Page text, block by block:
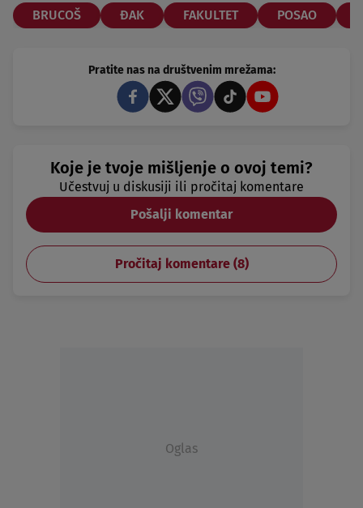
BRUCOŠ ĐAK FAKULTET POSAO
Pratite nas na društvenim mrežama:
Koje je tvoje mišljenje o ovoj temi?
Učestvuj u diskusiji ili pročitaj komentare
Pošalji komentar
Pročitaj komentare (8)
Oglas